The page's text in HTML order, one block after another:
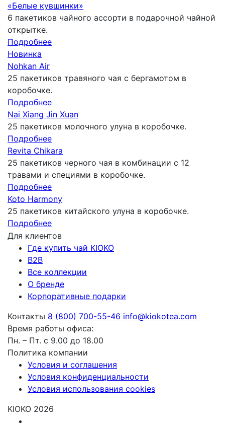
«Белые кувшинки»
6 пакетиков чайного ассорти в подарочной чайной
открытке.
Подробнее
Новинка
Nohkan Air
25 пакетиков травяного чая с бергамотом в
коробочке.
Подробнее
Nai Xiang Jin Xuan
25 пакетиков молочного улуна в коробочке.
Подробнее
Revita Chikara
25 пакетиков черного чая в комбинации с 12
травами и специями в коробочке.
Подробнее
Koto Harmony
25 пакетиков китайского улуна в коробочке.
Подробнее
Для клиентов
Где купить чай KIOKO
B2B
Все коллекции
О бренде
Корпоративные подарки
Контакты 8 (800) 700-55-46 info@kiokotea.com
Время работы офиса:
Пн. – Пт. с 9.00 до 18.00
Политика компании
Условия и соглашения
Условия конфиденциальности
Условия использования cookies
KIOKO 2026